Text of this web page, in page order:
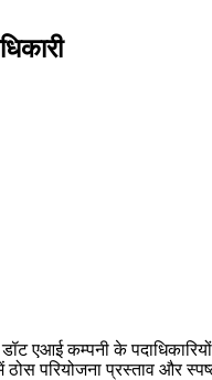
एआई कम्पनी के
ठोस परियोजना प्रस्ताव और